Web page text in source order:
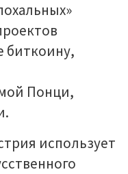
биткоину,
Понци,
использует